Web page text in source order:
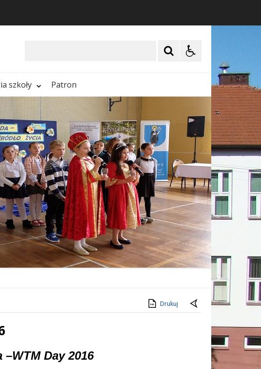
szkoły Patron
Drukuj
–WTM Day 2016